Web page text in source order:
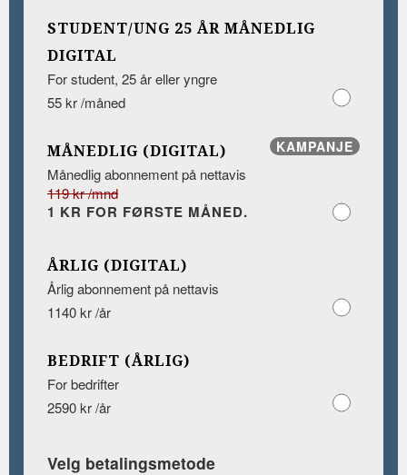
STUDENT/UNG 25 ÅR MÅNEDLIG
DIGITAL
For student, 25 år eller yngre
55 kr /måned
KAMPANJE
MÅNEDLIG (DIGITAL)
Månedlig abonnement på nettavis
119 kr /mnd
1 KR FOR FØRSTE MÅNED.
ÅRLIG (DIGITAL)
Årlig abonnement på nettavis
1140 kr /år
BEDRIFT (ÅRLIG)
For bedrifter
2590 kr /år
Velg betalingsmetode